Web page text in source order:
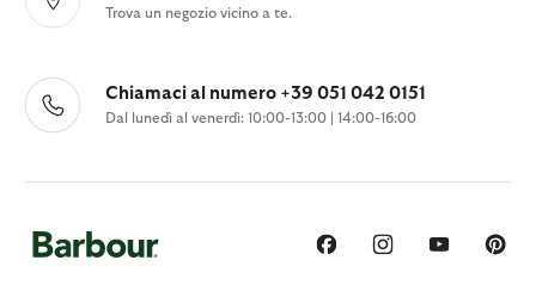
Trova un negozio vicino a te.
Chiamaci al numero +39 051 042 0151
Dal lunedì al venerdì: 10:00-13:00 | 14:00-16:00